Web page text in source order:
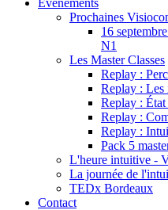
Evénements
Prochaines
16
N1
Les Master Classes
Replay :
Replay : Les
Replay :
Replay :
Replay :
Pack 5
L'heure intuitive -
La journée de
TEDx Bordeaux
Contact